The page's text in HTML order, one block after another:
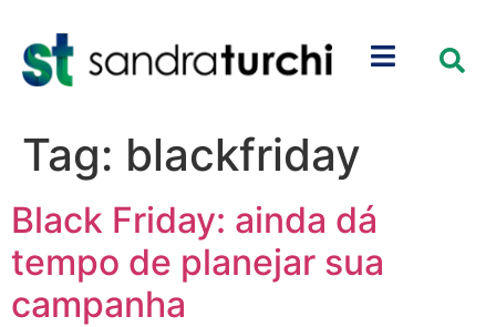
Tag: blackfriday
Black Friday: ainda dá
tempo de planejar sua
campanha